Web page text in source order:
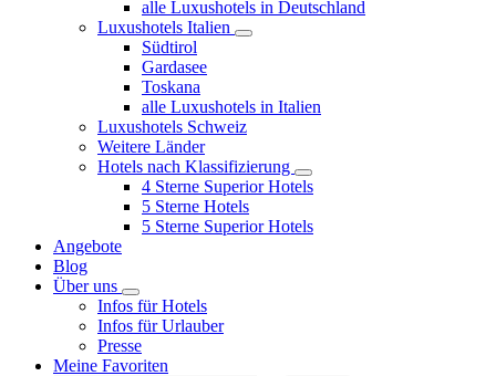
alle Luxushotels in Deutschland
Luxushotels Italien
Südtirol
Gardasee
Toskana
alle Luxushotels in Italien
Luxushotels Schweiz
Weitere Länder
Hotels nach Klassifizierung
4 Sterne Superior Hotels
5 Sterne Hotels
5 Sterne Superior Hotels
Angebote
Blog
Über uns
Infos für Hotels
Infos für Urlauber
Presse
Meine Favoriten